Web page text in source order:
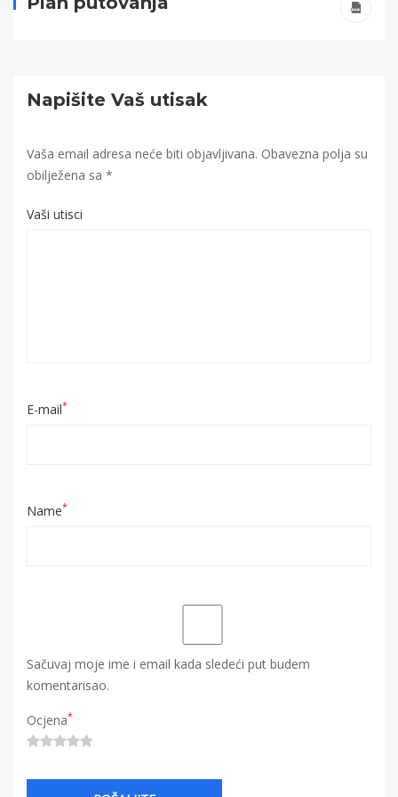
Napišite Vaš utisak
Vaša email adresa neće biti objavljivana. Obavezna polja su
obilježena sa *
Vaši utisci
E-mail*
Name*
Sačuvaj moje ime i email kada sledeći put budem
komentarisao.
Ocjena*